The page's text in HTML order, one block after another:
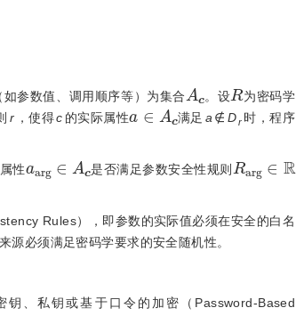
如参数值、调用顺序等）为集合
A
。设
R
为密码学
r ，使得c 的实际属性
a ∈ Ac
满足 a ∉ Dr 时，程序
性
A
是否满足参数安全性规则
R ∈R
Rules），即参数的实际值必须在安全的白名
源必须满足密码学要求的安全随机性。
钥、私钥或基于口令的加密（Password-Based